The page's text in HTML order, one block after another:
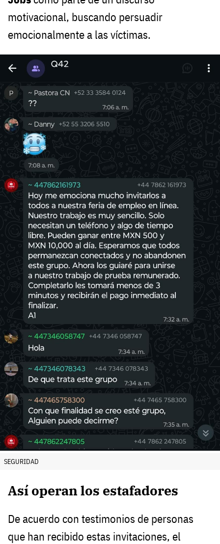
motivacional, buscando persuadir
emocionalmente a las víctimas.
SEGURIDAD
Así operan los estafadores
De acuerdo con testimonios de personas
que han recibido estas invitaciones, el